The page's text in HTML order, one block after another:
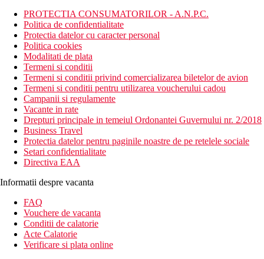
PROTECTIA CONSUMATORILOR - A.N.P.C.
Politica de confidentialitate
Protectia datelor cu caracter personal
Politica cookies
Modalitati de plata
Termeni si conditii
Termeni si conditii privind comercializarea biletelor de avion
Termeni si conditii pentru utilizarea voucherului cadou
Campanii si regulamente
Vacante in rate
Drepturi principale in temeiul Ordonantei Guvernului nr. 2/2018
Business Travel
Protectia datelor pentru paginile noastre de pe retelele sociale
Setari confidentialitate
Directiva EAA
Informatii despre vacanta
FAQ
Vouchere de vacanta
Conditii de calatorie
Acte Calatorie
Verificare si plata online